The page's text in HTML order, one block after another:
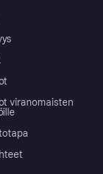
viranomaisten